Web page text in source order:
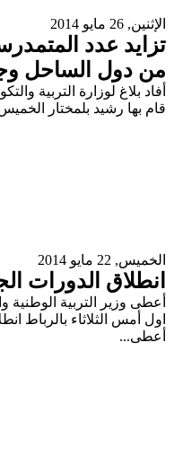
الإثنين, 26 مايو 2014
تزايد عدد
من دول الساحل
أفاد بلاغ لوزارة التربية
قام بها رشيد بلمختار
الخميس, 22 مايو 2014
انطلاق الدورات
أعطى وزير التربية الوطنية
اول أمس الثلاثاء بالرباط
أعطى...